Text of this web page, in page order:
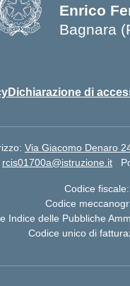
Enrico
Bagnara
Dichiarazione di
Via Giacomo Denaro
rcis01700a@istruzione.it
Codice
Codice
Indice delle Pubbliche
Codice unico di